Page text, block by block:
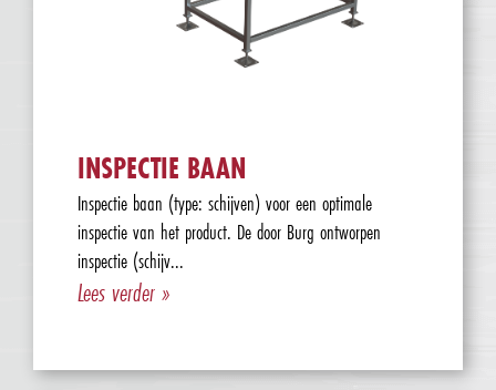
INSPECTIE BAAN
Inspectie baan (type: schijven) voor een optimale
inspectie van het product. De door Burg ontworpen
inspectie (schijv...
Lees verder »